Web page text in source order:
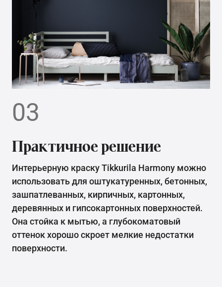
03
Практичное решение
Интерьерную краску Tikkurila Harmony можно
использовать для оштукатуренных, бетонных,
зашпатлеванных, кирпичных, картонных,
деревянных и гипсокартонных поверхностей.
Она стойка к мытью, а глубокоматовый
оттенок хорошо скроет мелкие недостатки
поверхности.